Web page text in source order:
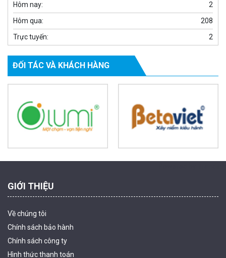
1.939.000 đ 1.080.000 đ
2
Hôm nay:
208
Hôm qua:
2
Trực tuyến:
ĐỐI TÁC VÀ KHÁCH HÀNG
GIỚI THIỆU
Về chúng tôi
Chính sách bảo hành
Chính sách công ty
Hình thức thanh toán